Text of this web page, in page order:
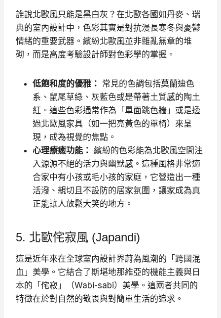
誰說北歐風只能是黑白灰？在北歐各國如丹麥、瑞
典的室內設計中，色彩其實是對抗漫長寒冬與憂鬱
情緒的重要武器。繽紛北歐風並非雜亂無章的堆
砌，而是高度考驗設計師對色彩學的掌握。
低飽和度的優雅： 常見的色調包括莫蘭迪色
系、鼠尾草綠、灰藍色或是帶著土質感的陶土
紅。這些色彩通常作為「單面跳色牆」或是透
過北歐風家具（如一把亮黃色的單椅）來呈
現，成為視覺的焦點。
心理療癒功能： 繽紛的色彩能為北歐風空間注
入源源不絕的活力與幽默感。這種風格非常適
合家中有小孩或毛小孩的家庭，它營造出一種
活潑、親切且不設防的居家氛圍，讓家成為真
正能讓人放鬆大笑的地方。
5. 北歐侘寂風 (Japandi)
這是近年來在全球室內設計界蔚為風潮的「跨國混
血」美學。它結合了斯堪地那維亞的機能主義與日
本的「侘寂」（Wabi-sabi）美學。這兩者共同的
特徵在於對自然的敬畏與對簡單生活的追求。